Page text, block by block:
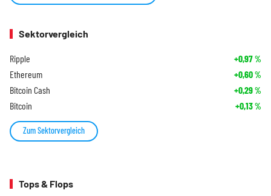
Sektorvergleich
Ripple +0,97%
Ethereum +0,60%
Bitcoin Cash +0,29%
Bitcoin +0,13%
Zum Sektorvergleich
Tops & Flops